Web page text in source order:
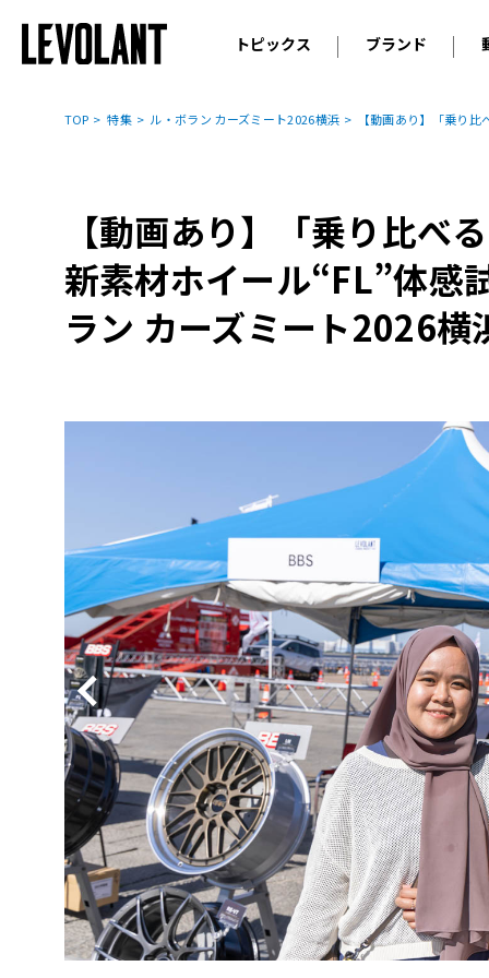
トピックス
ニュース
コラム
ブランド
輸入車
アウデ
プジョ
ランボ
ベント
ボルボ
ジープ
その他
国産車
レクサ
ホンダ
三菱
光岡
その他
TOP 特集 ル・ボラン カーズミート2026横浜 【動画あり】「乗り
【動画あり】「乗り比べ
新素材ホイール“FL”体感
ラン カーズミート2026横